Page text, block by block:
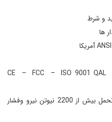
ها
دارای استاندار های روز دنیا : CE – FCC – ISO 9001 QAL
بسیار مستحکم با قدرت توان تحمل بیش از 2200 نیوتن نیرو وفشار